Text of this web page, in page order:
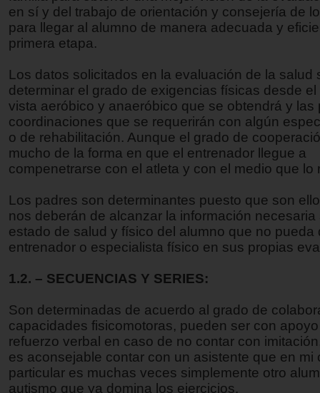
en sí y del trabajo de orientación y consejería de
para llegar al alumno de manera adecuada y
primera etapa.
Los datos solicitados en la evaluación de la salud
determinar el grado de exigencias físicas desde
vista aeróbico y anaeróbico que se obtendrá y las
coordinaciones que se requerirán con algún
o de rehabilitación. Aunque el grado de
mucho de la forma en que el entrenador llegue a
compenetrarse con el atleta y con el medio que lo
Los padres son determinantes puesto que son
nos deberán de alcanzar la información necesaria
estado de salud y físico del alumno que no pueda
entrenador o especialista físico en sus propias
1.2. – SECUENCIAS Y SERIES:
Son determinadas de acuerdo al grado de
capacidades fisicomotoras, pueden ser con
refuerzo verbal en caso de no contar con
es aconsejable contar con un asistente que en mi
particular es muchas veces simplemente otro
autismo que ya domina los ejercicios.